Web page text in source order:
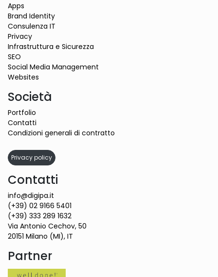
Apps
Brand Identity
Consulenza IT
Privacy
Infrastruttura e Sicurezza
SEO
Social Media Management
Websites
Società
Portfolio
Contatti
Condizioni generali di contratto
Privacy policy
Contatti
info@digipa.it
(+39) 02 9166 5401
(+39) 333 289 1632
Via Antonio Cechov, 50
20151 Milano (MI), IT
Partner